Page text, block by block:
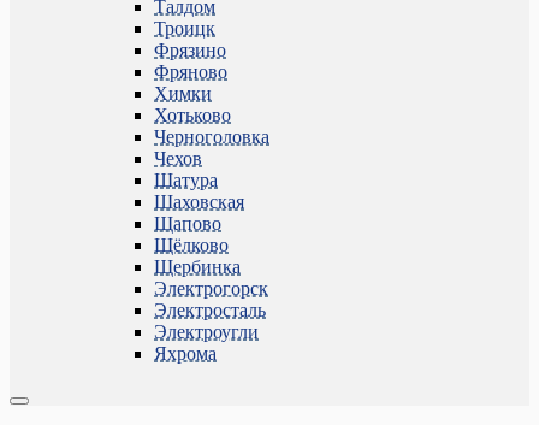
Талдом
Троицк
Фрязино
Фряново
Химки
Хотьково
Черноголовка
Чехов
Шатура
Шаховская
Щапово
Щёлково
Щербинка
Электрогорск
Электросталь
Электроугли
Яхрома